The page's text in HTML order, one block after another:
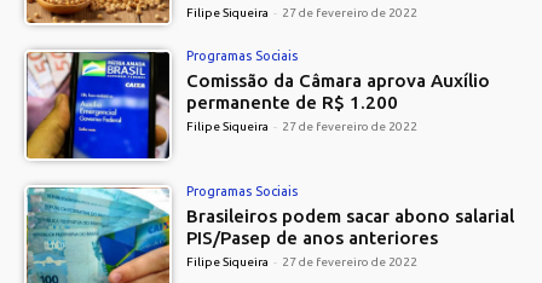
Filipe Siqueira - 27 de fevereiro de 2022
Programas Sociais
Comissão da Câmara aprova Auxílio
permanente de R$ 1.200
Filipe Siqueira - 27 de fevereiro de 2022
Programas Sociais
Brasileiros podem sacar abono salarial
PIS/Pasep de anos anteriores
Filipe Siqueira - 27 de fevereiro de 2022